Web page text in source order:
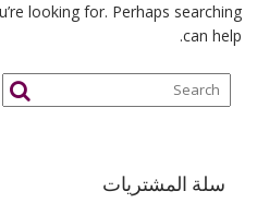
looking for. Perhaps searching
can help.
سلة المشتريات